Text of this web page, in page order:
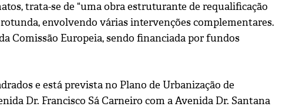
trata-se de “uma obra estruturante de requalificação
envolvendo várias intervenções complementares.
Comissão Europeia, sendo financiada por fundos
e está prevista no Plano de Urbanização de
Dr. Francisco Sá Carneiro com a Avenida Dr. Santana